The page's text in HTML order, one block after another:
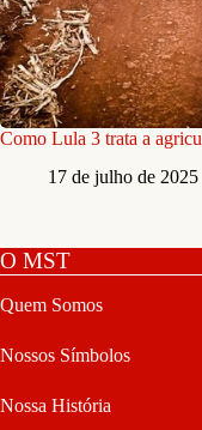
Como Lula 3 trata a
17 de julho de 2025
O MST
Quem Somos
Nossos Símbolos
Nossa História